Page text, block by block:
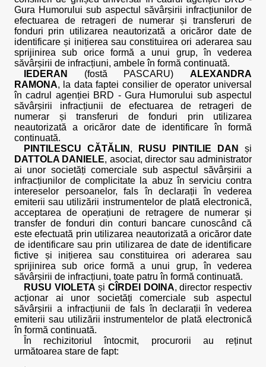
Gura Humorului sub aspectul săvârșirii infracțiunilor de
efectuarea de retrageri de numerar și transferuri de
fonduri prin utilizarea neautorizată a oricăror date de
identificare și inițierea sau constituirea ori aderarea sau
sprijinirea sub orice formă a unui grup, în vederea
săvârșirii de infracțiuni, ambele în formă continuată.
IEDERAN
(fostă PASCARU) ALEXANDRA
RAMONA, la data faptei consilier de operator universal
în cadrul agenției BRD - Gura Humorului sub aspectul
săvârșirii infracțiunii de efectuarea de retrageri de
numerar și transferuri de fonduri prin utilizarea
neautorizată a oricăror date de identificare în formă
continuată.
PINTILESCU CĂTĂLIN , RUSU PINTILIE DAN
și
DATTOLA DANIELE, asociat, director sau administrator
ai unor societăți comerciale sub aspectul săvârșirii a
infracțiunilor de complicitate la abuz în serviciu contra
intereselor persoanelor, fals în declarații în vederea
emiterii sau utilizării instrumentelor de plată electronică,
acceptarea de operațiuni de retragere de numerar și
transfer de fonduri din conturi bancare cunoscând că
este efectuată prin utilizarea neautorizată a oricăror date
de identificare sau prin utilizarea de date de identificare
fictive și inițierea sau constituirea ori aderarea sau
sprijinirea sub orice formă a unui grup, în vederea
săvârșirii de infracțiuni, toate patru în formă continuată.
RUSU VIOLETA șiCÎRDEI DOINA, director respectiv
acționar ai unor societăți comerciale sub aspectul
săvârșirii a infracțiunii de fals în declarații în vederea
emiterii sau utilizării instrumentelor de plată electronică
în formă continuată.
În rechizitoriul întocmit, procurorii au reținut
următoarea stare de fapt: